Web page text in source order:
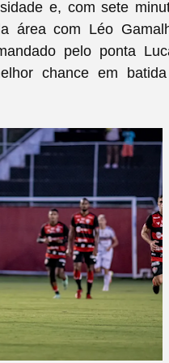
e, com sete
área com Léo
pelo ponta
chance em